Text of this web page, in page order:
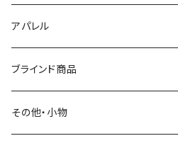
フラッグ
その他
ガミぐるみ
タオル
Tシャツ
アパレル
クラブオフィシャルウェア
S.（エスドット）
Tシャツ
ブラインド商品
その他・小物